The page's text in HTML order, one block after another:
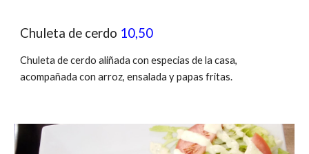
Chuleta de cerdo 10,50
Chuleta de cerdo aliñada con especias de la casa,
acompañada con arroz, ensalada y papas fritas.